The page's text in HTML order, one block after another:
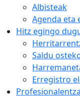
Albisteak
Agenda eta
Hitz egingo
Saldu
Erregistro